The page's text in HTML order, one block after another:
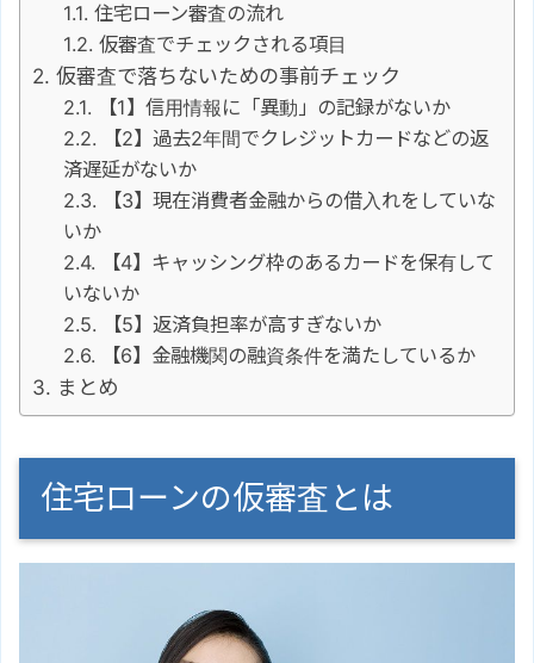
住宅ローン審査の流れ
仮審査でチェックされる項目
仮審査で落ちないための事前チェック
【1】信用情報に「異動」の記録がないか
【2】過去2年間でクレジットカードなどの返
済遅延がないか
【3】現在消費者金融からの借入れをしていな
いか
【4】キャッシング枠のあるカードを保有して
いないか
【5】返済負担率が高すぎないか
【6】金融機関の融資条件を満たしているか
まとめ
住宅ローンの仮審査とは